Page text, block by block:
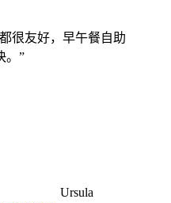
很友好，早午餐自助
。”
Ursula